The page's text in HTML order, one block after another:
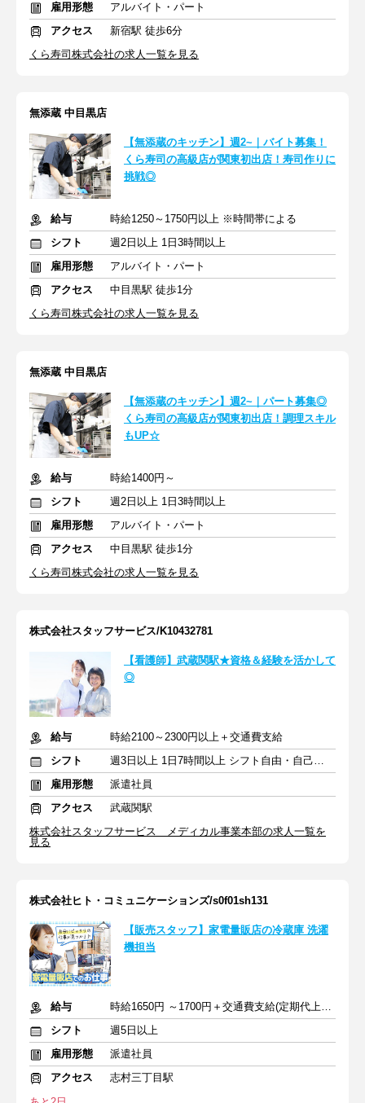
雇用形態
アルバイト・パート
アクセス
新宿駅 徒歩6分
くら寿司株式会社の求人一覧を見る
無添蔵 中目黒店
【無添蔵のキッチン】週2~｜バイト募集！
くら寿司の高級店が関東初出店！寿司作りに
挑戦◎
給与
時給1250～1750円以上 ※時間帯による
シフト
週2日以上 1日3時間以上
雇用形態
アルバイト・パート
アクセス
中目黒駅 徒歩1分
くら寿司株式会社の求人一覧を見る
無添蔵 中目黒店
【無添蔵のキッチン】週2~｜パート募集◎
くら寿司の高級店が関東初出店！調理スキル
もUP☆
給与
時給1400円～
シフト
週2日以上 1日3時間以上
雇用形態
アルバイト・パート
アクセス
中目黒駅 徒歩1分
くら寿司株式会社の求人一覧を見る
株式会社スタッフサービス/K10432781
【看護師】武蔵関駅★資格＆経験を活かして
◎
給与
時給2100～2300円以上＋交通費支給
シフト
週3日以上 1日7時間以上 シフト自由・自己申告
雇用形態
派遣社員
アクセス
武蔵関駅
株式会社スタッフサービス メディカル事業本部の求人一覧を
見る
株式会社ヒト・コミュニケーションズ/s0f01sh131
【販売スタッフ】家電量販店の冷蔵庫 洗濯
機担当
給与
時給1650円 ～1700円＋交通費支給(定期代上限)
シフト
週5日以上
雇用形態
派遣社員
アクセス
志村三丁目駅